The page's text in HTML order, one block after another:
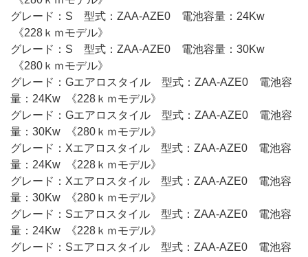
グレード：S 型式：ZAA-AZE0 電池容量：24Kw
《228ｋｍモデル》
グレード：S 型式：ZAA-AZE0 電池容量：30Kw
《280ｋｍモデル》
グレード：Gエアロスタイル 型式：ZAA-AZE0 電池容
量：24Kw 《228ｋｍモデル》
グレード：Gエアロスタイル 型式：ZAA-AZE0 電池容
量：30Kw 《280ｋｍモデル》
グレード：Xエアロスタイル 型式：ZAA-AZE0 電池容
量：24Kw 《228ｋｍモデル》
グレード：Xエアロスタイル 型式：ZAA-AZE0 電池容
量：30Kw 《280ｋｍモデル》
グレード：Sエアロスタイル 型式：ZAA-AZE0 電池容
量：24Kw 《228ｋｍモデル》
グレード：Sエアロスタイル 型式：ZAA-AZE0 電池容